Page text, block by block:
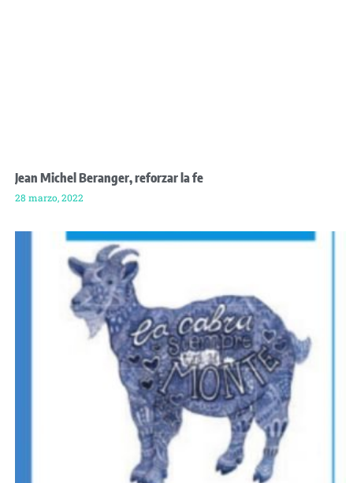
Jean Michel Beranger, reforzar la fe
28 marzo, 2022